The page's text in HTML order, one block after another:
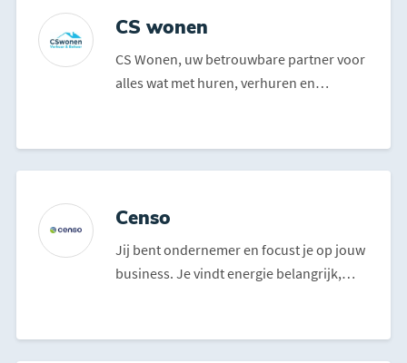
CS wonen
CS Wonen, uw betrouwbare partner voor
alles wat met huren, verhuren en
Censo
Jij bent ondernemer en focust je op jouw
business. Je vindt energie belangrijk,